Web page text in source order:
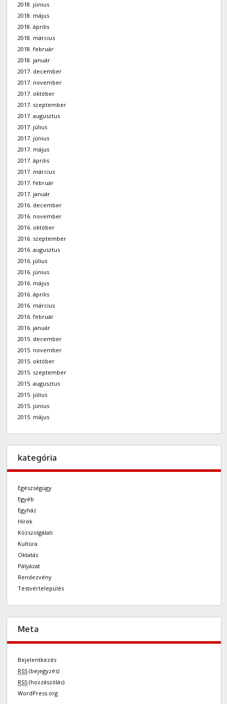
2018. június
2018. május
2018. április
2018. március
2018. február
2018. január
2017. december
2017. november
2017. október
2017. szeptember
2017. augusztus
2017. július
2017. június
2017. május
2017. április
2017. március
2017. február
2017. január
2016. december
2016. november
2016. október
2016. szeptember
2016. augusztus
2016. július
2016. június
2016. május
2016. április
2016. március
2016. február
2016. január
2015. december
2015. november
2015. október
2015. szeptember
2015. augusztus
2015. július
2015. június
2015. május
kategória
Egészségügy
Egyéb
Egyház
Hírek
Közszolgálati
Kultúra
Oktatás
Pályázat
Rendezvény
Testvértelepülés
Meta
Bejelentkezés
RSS (bejegyzés)
RSS (hozzászólás)
WordPress.org